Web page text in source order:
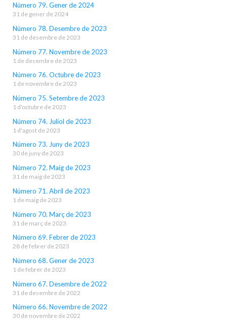
Número 79. Gener de 2024
31 de gener de 2024
Número 78. Desembre de 2023
31 de desembre de 2023
Número 77. Novembre de 2023
1 de desembre de 2023
Número 76. Octubre de 2023
1 de novembre de 2023
Número 75. Setembre de 2023
1 d'octubre de 2023
Número 74. Juliol de 2023
1 d'agost de 2023
Número 73. Juny de 2023
30 de juny de 2023
Número 72. Maig de 2023
31 de maig de 2023
Número 71. Abril de 2023
1 de maig de 2023
Número 70. Març de 2023
31 de març de 2023
Número 69. Febrer de 2023
28 de febrer de 2023
Número 68. Gener de 2023
1 de febrer de 2023
Número 67. Desembre de 2022
31 de desembre de 2022
Número 66. Novembre de 2022
30 de novembre de 2022